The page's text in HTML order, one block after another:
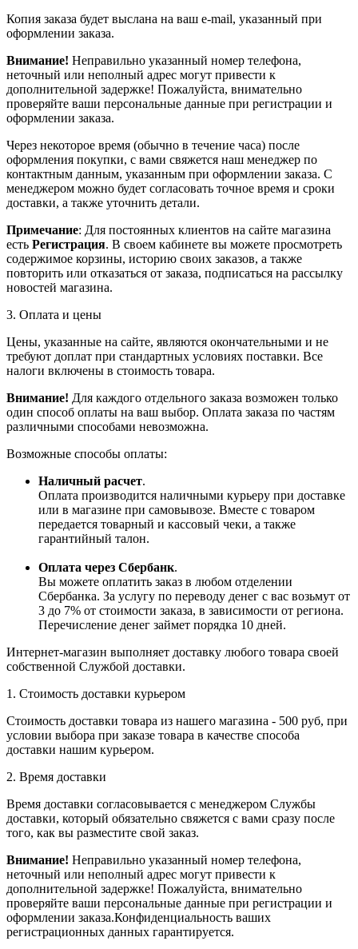
Копия заказа будет выслана на ваш e-mail, указанный при
оформлении заказа.
Внимание! Неправильно указанный номер телефона,
неточный или неполный адрес могут привести к
дополнительной задержке! Пожалуйста, внимательно
проверяйте ваши персональные данные при регистрации и
оформлении заказа.
Через некоторое время (обычно в течение часа) после
оформления покупки, с вами свяжется наш менеджер по
контактным данным, указанным при оформлении заказа. С
менеджером можно будет согласовать точное время и сроки
доставки, а также уточнить детали.
Примечание: Для постоянных клиентов на сайте магазина
есть Регистрация. В своем кабинете вы можете просмотреть
содержимое корзины, историю своих заказов, а также
повторить или отказаться от заказа, подписаться на рассылку
новостей магазина.
3. Оплата и цены
Цены, указанные на сайте, являются окончательными и не
требуют доплат при стандартных условиях поставки. Все
налоги включены в стоимость товара.
Внимание! Для каждого отдельного заказа возможен только
один способ оплаты на ваш выбор. Оплата заказа по частям
различными способами невозможна.
Возможные способы оплаты:
Наличный расчет.
Оплата производится наличными курьеру при доставке
или в магазине при самовывозе. Вместе с товаром
передается товарный и кассовый чеки, а также
гарантийный талон.
Оплата через Сбербанк.
Вы можете оплатить заказ в любом отделении
Сбербанка. За услугу по переводу денег с вас возьмут от
3 до 7% от стоимости заказа, в зависимости от региона.
Перечисление денег займет порядка 10 дней.
Интернет-магазин выполняет доставку любого товара своей
собственной Службой доставки.
1. Стоимость доставки курьером
Стоимость доставки товара из нашего магазина - 500 руб, при
условии выбора при заказе товара в качестве способа
доставки нашим курьером.
2. Время доставки
Время доставки согласовывается с менеджером Службы
доставки, который обязательно свяжется с вами сразу после
того, как вы разместите свой заказ.
Внимание! Неправильно указанный номер телефона,
неточный или неполный адрес могут привести к
дополнительной задержке! Пожалуйста, внимательно
проверяйте ваши персональные данные при регистрации и
оформлении заказа.Конфиденциальность ваших
регистрационных данных гарантируется.